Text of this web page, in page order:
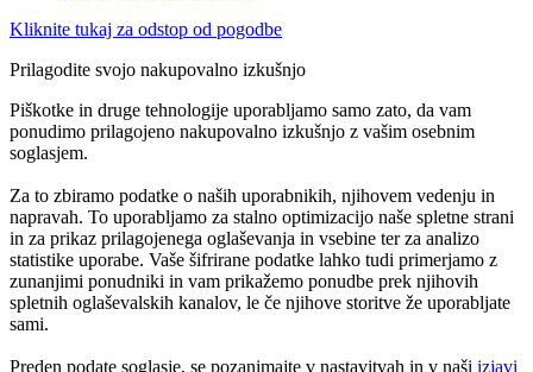
Kliknite tukaj za odstop od pogodbe
Prilagodite svojo nakupovalno izkušnjo
Piškotke in druge tehnologije uporabljamo samo zato, da vam
ponudimo prilagojeno nakupovalno izkušnjo z vašim osebnim
soglasjem.
Za to zbiramo podatke o naših uporabnikih, njihovem vedenju in
napravah. To uporabljamo za stalno optimizacijo naše spletne strani
in za prikaz prilagojenega oglaševanja in vsebine ter za analizo
statistike uporabe. Vaše šifrirane podatke lahko tudi primerjamo z
zunanjimi ponudniki in vam prikažemo ponudbe prek njihovih
spletnih oglaševalskih kanalov, le če njihove storitve že uporabljate
sami.
Preden podate soglasje, se pozanimajte v nastavitvah in v naši izjavi